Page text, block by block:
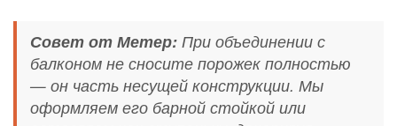
Совет от Метер: При объединении с
балконом не сносите порожек полностью
— он часть несущей конструкции. Мы
оформляем его барной стойкой или